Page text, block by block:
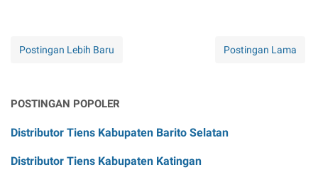
Postingan Lebih Baru Postingan Lama
POSTINGAN POPOLER
Distributor Tiens Kabupaten Barito Selatan
Distributor Tiens Kabupaten Katingan